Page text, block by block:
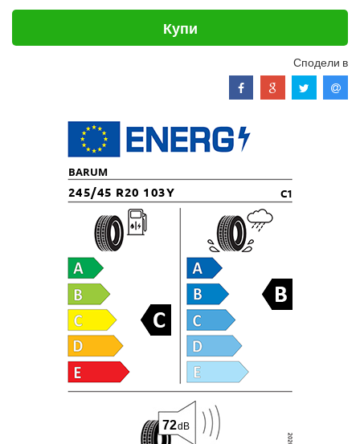
Купи
Сподели в
BARUM
245/45 R20 103Y C1
72dB